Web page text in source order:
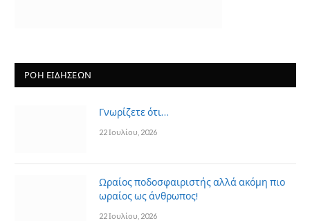
ΡΟΗ ΕΙΔΗΣΕΩΝ
Γνωρίζετε ότι…
22 Ιουλίου, 2026
Ωραίος ποδοσφαιριστής αλλά ακόμη πιο
ωραίος ως άνθρωπος!
22 Ιουλίου, 2026